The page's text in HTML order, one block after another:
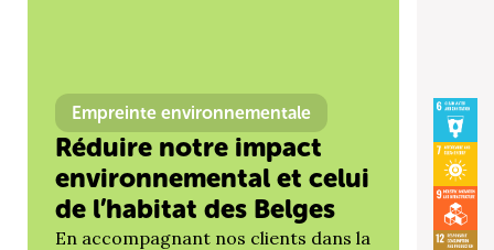
Empreinte environnementale
Réduire notre impact
environnemental et celui
de l’habitat des Belges
En accompagnant nos clients dans la